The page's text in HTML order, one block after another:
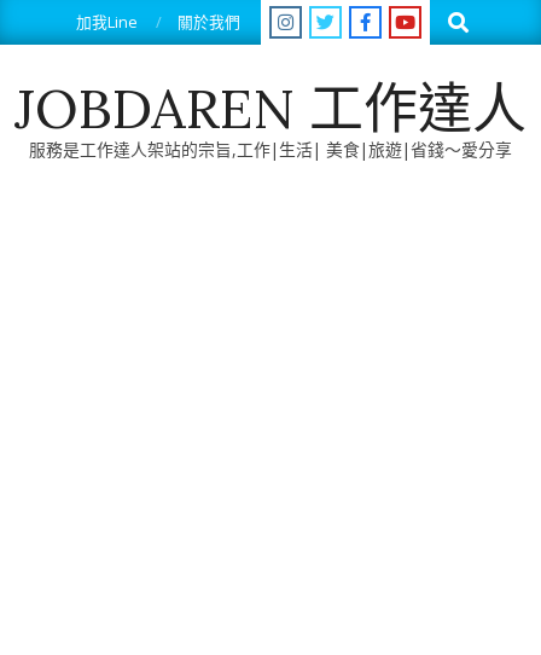
to
加我Line 關於我們 Search
JOBDAREN 工作達人
服務是工作達人架站的宗旨,工作|生活| 美食|旅遊|省錢～愛分享